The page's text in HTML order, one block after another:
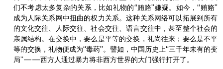
们不考虑太多复杂的关系，比如礼物的“贿赂”嫌疑。如今，“贿赂”
成为人际关系网中扭曲的权力关系。这种关系网络可以拓展到所有
的文化交往、人际交往、社会交往、语言交往中，甚至整个社会的
亲属结构。在交换中，要么是平等的交换，礼尚往来；要么是不平
等的交换，礼物便成为“毒药”。譬如，中国历史上“三千年未有的变
局”——西方人通过暴力将非西方世界的大门强行打开了。